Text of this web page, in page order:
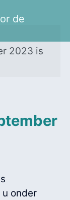
de
2023 is
onder